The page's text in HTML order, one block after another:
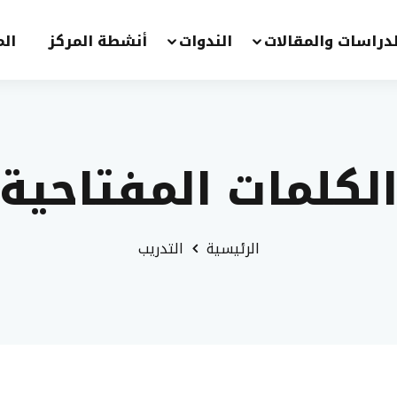
والمقالات الندوات أنشطة المركز
الكلمات المفتاحية
الرئيسية التدريب